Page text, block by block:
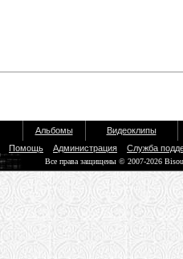
Альбомы
Видеоклипы
Помощь Администрация Служба
Все права защищены © 2007-2026